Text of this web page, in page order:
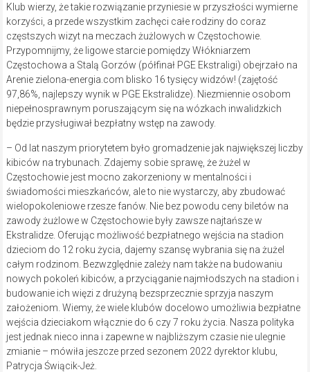
Klub wierzy, że takie rozwiązanie przyniesie w przyszłości wymierne
korzyści, a przede wszystkim zachęci całe rodziny do coraz
częstszych wizyt na meczach żużlowych w Częstochowie.
Przypomnijmy, że ligowe starcie pomiędzy Włókniarzem
Częstochowa a Stalą Gorzów (półfinał PGE Ekstraligi) obejrzało na
Arenie zielona-energia.com blisko 16 tysięcy widzów! (zajętość
97,86%, najlepszy wynik w PGE Ekstralidze). Niezmiennie osobom
niepełnosprawnym poruszającym się na wózkach inwalidzkich
będzie przysługiwał bezpłatny wstęp na zawody.
– Od lat naszym priorytetem było gromadzenie jak największej liczby
kibiców na trybunach. Zdajemy sobie sprawę, że żużel w
Częstochowie jest mocno zakorzeniony w mentalności i
świadomości mieszkańców, ale to nie wystarczy, aby zbudować
wielopokoleniowe rzesze fanów. Nie bez powodu ceny biletów na
zawody żużlowe w Częstochowie były zawsze najtańsze w
Ekstralidze. Oferując możliwość bezpłatnego wejścia na stadion
dzieciom do 12 roku życia, dajemy szansę wybrania się na żużel
całym rodzinom. Bezwzględnie zależy nam także na budowaniu
nowych pokoleń kibiców, a przyciąganie najmłodszych na stadion i
budowanie ich więzi z drużyną bezsprzecznie sprzyja naszym
założeniom. Wiemy, że wiele klubów docelowo umożliwia bezpłatne
wejścia dzieciakom włącznie do 6 czy 7 roku życia. Nasza polityka
jest jednak nieco inna i zapewne w najbliższym czasie nie ulegnie
zmianie – mówiła jeszcze przed sezonem 2022 dyrektor klubu,
Patrycja Świącik-Jeż.